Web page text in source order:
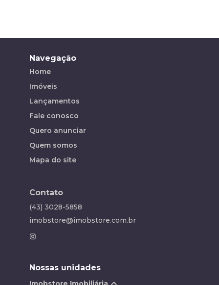
Navegação
Home
Imóveis
Lançamentos
Fale conosco
Quero anunciar
Quem somos
Mapa do site
Contato
(43) 3028-5858
imobstore@imobstore.com.br
Nossas unidades